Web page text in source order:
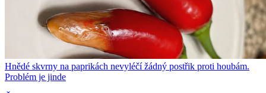
Hnědé skvrny na paprikách nevyléčí žádný postřik proti houbám.
Problém je jinde